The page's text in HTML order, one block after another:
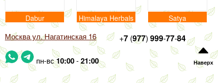
Наверх
Dabur Himalaya Herbals Satya
+7 (977) 999-77-84
Москва ул. Нагатинская 16
пн-вс10:00-21:00